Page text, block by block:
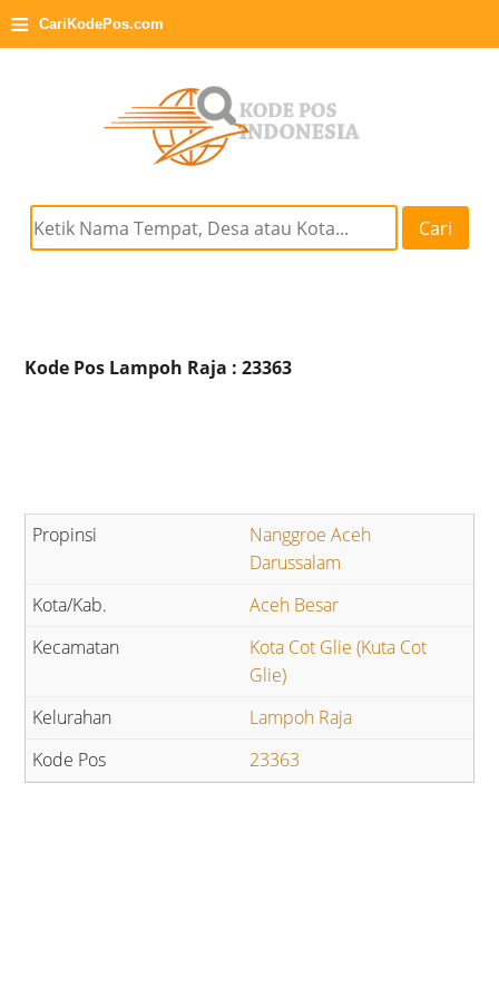
≡ CariKodePos.com
Cari
Kode Pos Lampoh Raja : 23363
Nanggroe Aceh
Darussalam
Aceh Besar
Kota Cot Glie (Kuta Cot
Glie)
Lampoh Raja
23363